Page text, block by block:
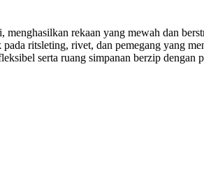
rekaan yang mewah dan
ritsleting, rivet, dan pemegang yang
serta ruang simpanan berzip dengan